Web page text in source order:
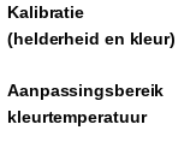
Kalibratie
(helderheid en kleur)
Aanpassingsbereik
kleurtemperatuur